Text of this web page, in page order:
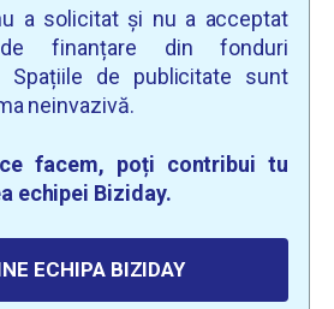
a solicitat și nu a acceptat
finanțare din fonduri
Spațiile de publicitate sunt
neinvazivă.
facem, poți contribui tu
echipei Biziday.
ECHIPA BIZIDAY